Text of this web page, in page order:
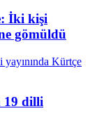
İki kişi
gömüldü
19 dilli